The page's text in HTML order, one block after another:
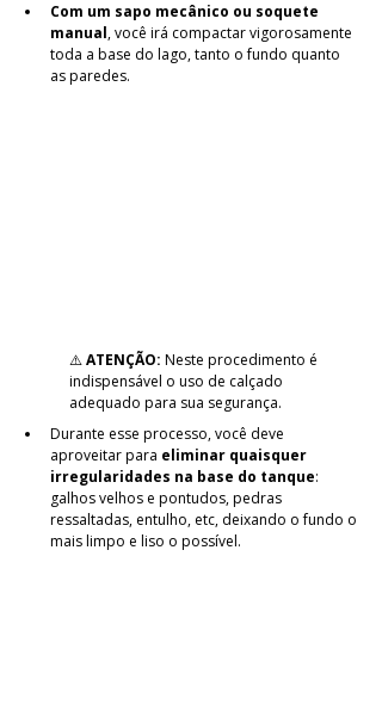
Com um sapo mecânico ou soquete
manual, você irá compactar vigorosamente
toda a base do lago, tanto o fundo quanto
as paredes.
⚠️ ATENÇÃO: Neste procedimento é
indispensável o uso de calçado
adequado para sua segurança.
Durante esse processo, você deve
aproveitar para eliminar quaisquer
irregularidades na base do tanque:
galhos velhos e pontudos, pedras
ressaltadas, entulho, etc, deixando o fundo o
mais limpo e liso o possível.